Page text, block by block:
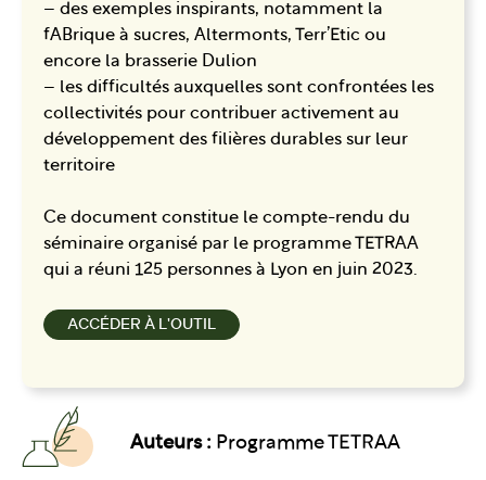
– des exemples inspirants, notamment la
fABrique à sucres, Altermonts, Terr’Etic ou
encore la brasserie Dulion
– les difficultés auxquelles sont confrontées les
collectivités pour contribuer activement au
développement des filières durables sur leur
territoire
Ce document constitue le compte-rendu du
séminaire organisé par le programme TETRAA
qui a réuni 125 personnes à Lyon en juin 2023.
ACCÉDER À L'OUTIL
Auteurs : Programme TETRAA